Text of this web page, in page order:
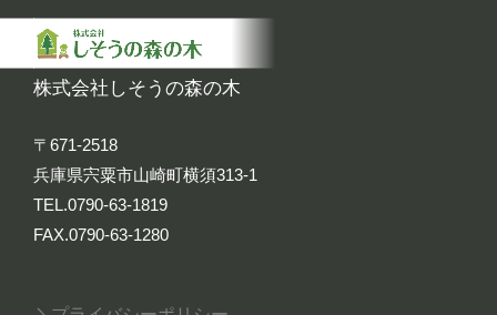
株式会社しそうの森の木
〒671-2518
兵庫県宍粟市山崎町横須313-1
TEL.0790-63-1819
FAX.0790-63-1280